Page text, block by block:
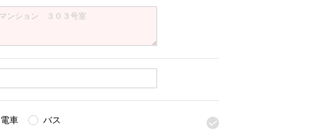
電車 バス